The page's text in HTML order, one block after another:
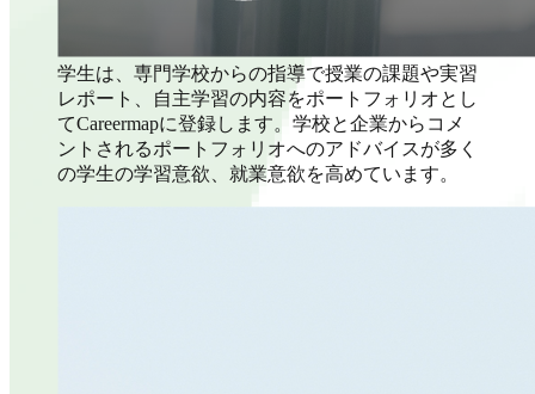
学生は、専門学校からの指導で授業の課題や実習
レポート、自主学習の内容をポートフォリオとし
てCareermapに登録します。学校と企業からコメ
ントされるポートフォリオへのアドバイスが多く
の学生の学習意欲、就業意欲を高めています。